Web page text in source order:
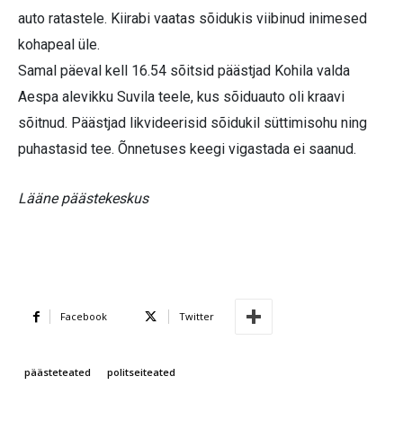
auto ratastele. Kiirabi vaatas sõidukis viibinud inimesed
kohapeal üle.
Samal päeval kell 16.54 sõitsid päästjad Kohila valda
Aespa alevikku Suvila teele, kus sõiduauto oli kraavi
sõitnud. Päästjad likvideerisid sõidukil süttimisohu ning
puhastasid tee. Õnnetuses keegi vigastada ei saanud.
Lääne päästekeskus
Facebook Twitter
päästeteated politseiteated